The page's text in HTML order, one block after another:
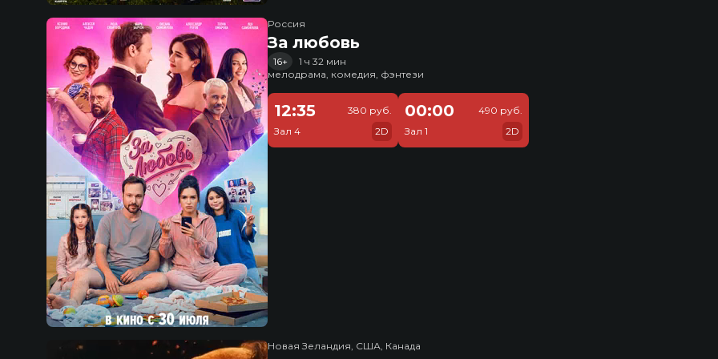
Россия
За любовь
16+
1 ч 32 мин
мелодрама, комедия, фэнтези
12:35
Зал 4
380 руб.
2D
00:00
Зал 1
490 руб.
2D
Новая Зеландия, США, Канада